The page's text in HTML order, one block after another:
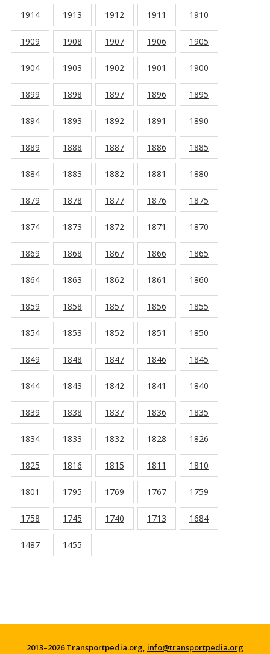
1914 1913 1912 1911 1910
1909 1908 1907 1906 1905
1904 1903 1902 1901 1900
1899 1898 1897 1896 1895
1894 1893 1892 1891 1890
1889 1888 1887 1886 1885
1884 1883 1882 1881 1880
1879 1878 1877 1876 1875
1874 1873 1872 1871 1870
1869 1868 1867 1866 1865
1864 1863 1862 1861 1860
1859 1858 1857 1856 1855
1854 1853 1852 1851 1850
1849 1848 1847 1846 1845
1844 1843 1842 1841 1840
1839 1838 1837 1836 1835
1834 1833 1832 1828 1826
1825 1816 1815 1811 1810
1801 1795 1769 1767 1759
1758 1745 1740 1713 1684
1487 1455
2013–2026 Transportpedia.org, info@transportpedia.org